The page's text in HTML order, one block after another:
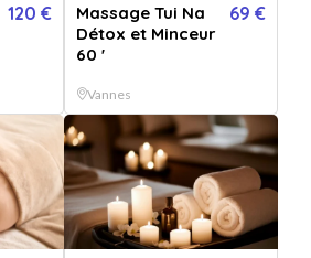
120 €
Massage Tui Na
Détox et Minceur
60 '
69 €
Vannes
d'un massage découverte. A la fin de
un petit cadeau !!!